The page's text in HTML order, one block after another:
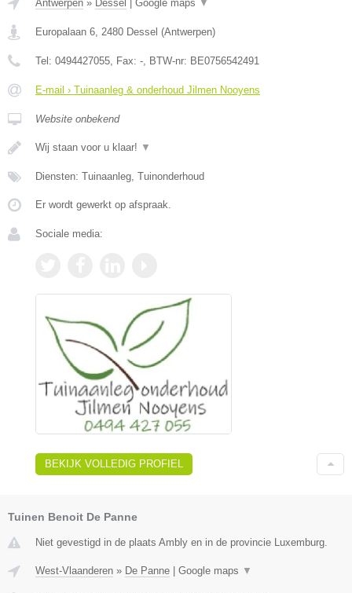
Antwerpen » Dessel Google maps ▼
Europalaan 6 2480 Dessel (Antwerpen)
Tel: 0494427055 , Fax: - , BTW-nr: BE0756542491
E-mail › Tuinaanleg & onderhoud Jilmen Nooyens
Website onbekend
Wij staan voor u klaar! ▼
Diensten: Tuinaanleg, Tuinonderhoud
Er wordt gewerkt op afspraak.
Sociale media:
BEKIJK VOLLEDIG PROFIEL
Tuinen Benoit De Panne
Niet gevestigd in de plaats Ambly en in de provincie Luxemburg.
West-Vlaanderen » De Panne Google maps ▼